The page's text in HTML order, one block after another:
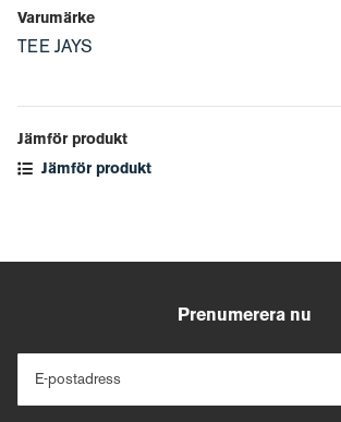
Varumärke
TEE JAYS
Jämför produkt
Jämför produkt
Prenumerera nu
E-postadress